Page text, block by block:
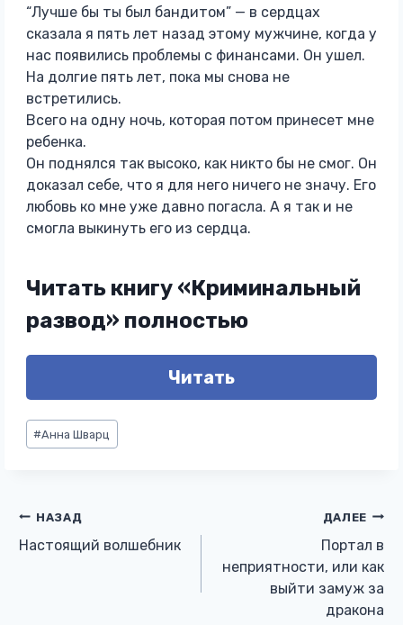
“Лучше бы ты был бандитом” — в сердцах
сказала я пять лет назад этому мужчине, когда у
нас появились проблемы с финансами. Он ушел.
На долгие пять лет, пока мы снова не
встретились.
Всего на одну ночь, которая потом принесет мне
ребенка.
Он поднялся так высоко, как никто бы не смог. Он
доказал себе, что я для него ничего не значу. Его
любовь ко мне уже давно погасла. А я так и не
смогла выкинуть его из сердца.
Читать книгу «Криминальный
развод» полностью
Читать
Метки
записи:
#Анна Шварц
Навигация
по
НАЗАД
Настоящий волшебник
ДАЛЕЕ
Портал в
неприятности, или как
выйти замуж за
дракона